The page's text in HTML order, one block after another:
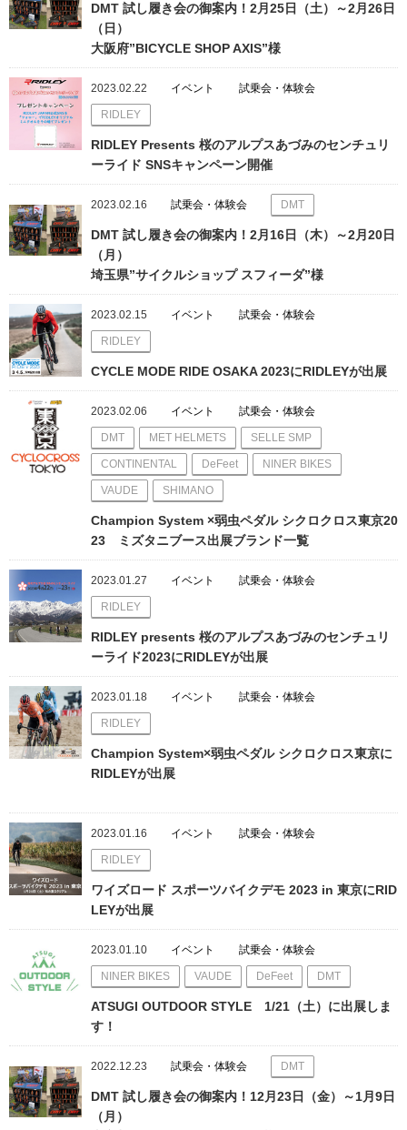
DMT 試し履き会の御案内！2月25日（土）～2月26日
（日）
大阪府”BICYCLE SHOP AXIS”様
2023.02.22 イベント 試乗会・体験会
RIDLEY
RIDLEY Presents 桜のアルプスあづみのセンチュリ
ーライド SNSキャンペーン開催
2023.02.16 試乗会・体験会 DMT
DMT 試し履き会の御案内！2月16日（木）～2月20日
（月）
埼玉県”サイクルショップ スフィーダ”様
2023.02.15 イベント 試乗会・体験会
RIDLEY
CYCLE MODE RIDE OSAKA 2023にRIDLEYが出展
2023.02.06 イベント 試乗会・体験会
DMT MET HELMETS SELLE SMP
CONTINENTAL DeFeet NINER BIKES
VAUDE SHIMANO
Champion System ×弱虫ペダル シクロクロス東京20
23 ミズタニブース出展ブランド一覧
2023.01.27 イベント 試乗会・体験会
RIDLEY
RIDLEY presents 桜のアルプスあづみのセンチュリ
ーライド2023にRIDLEYが出展
2023.01.18 イベント 試乗会・体験会
RIDLEY
Champion System×弱虫ペダル シクロクロス東京に
RIDLEYが出展
2023.01.16 イベント 試乗会・体験会
RIDLEY
ワイズロード スポーツバイクデモ 2023 in 東京にRID
LEYが出展
2023.01.10 イベント 試乗会・体験会
NINER BIKES VAUDE DeFeet DMT
ATSUGI OUTDOOR STYLE 1/21（土）に出展しま
す！
2022.12.23 試乗会・体験会 DMT
DMT 試し履き会の御案内！12月23日（金）～1月9日
（月）